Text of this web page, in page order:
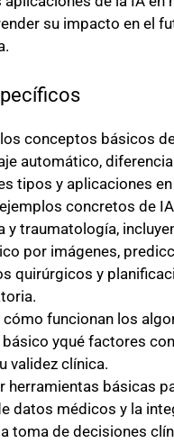
su impacto en el
conceptos básicos
automático,
tipos y aplicaciones
concretos de
y traumatología,
por imágenes,
quirúrgicos y
cómo funcionan los
básico yqué factores
validez clínica.
herramientas básicas
datos médicos y la
toma de decisiones